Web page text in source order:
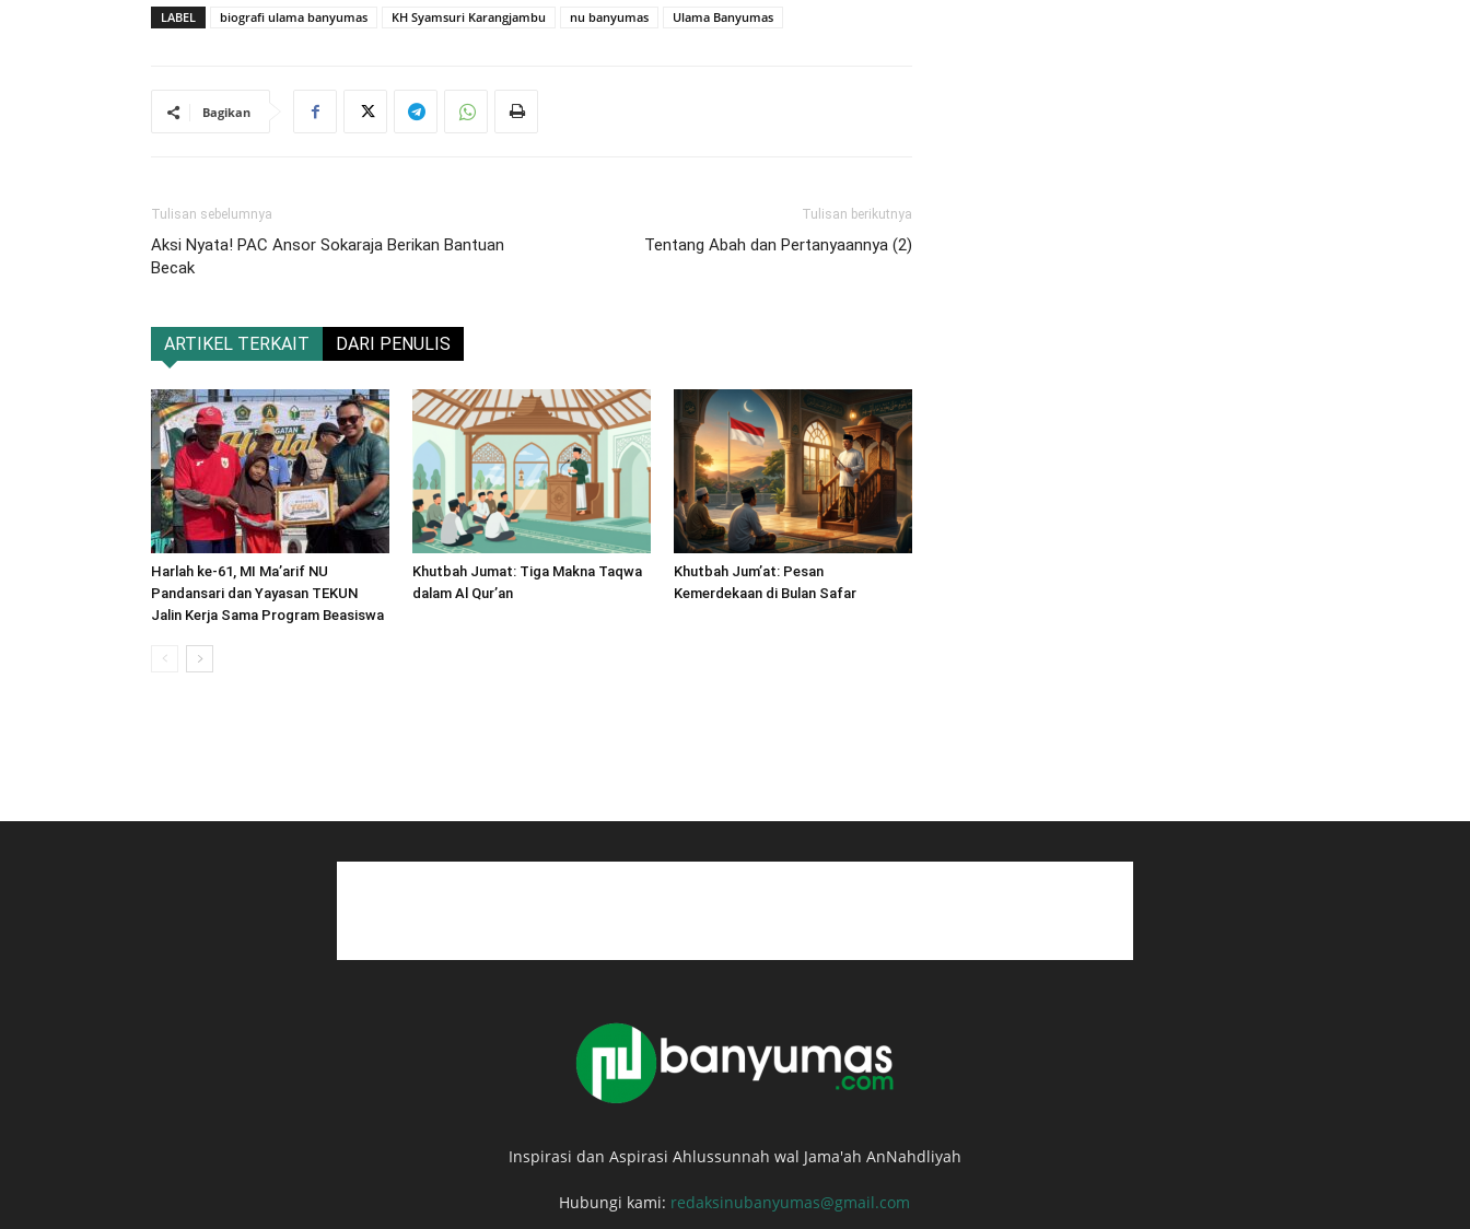
LABEL biografi ulama banyumas KH Syamsuri Karangjambu nu banyumas Ulama Banyumas
Bagikan
Tulisan sebelumnya
Aksi Nyata! PAC Ansor Sokaraja Berikan Bantuan
Becak
Tulisan berikutnya
Tentang Abah dan Pertanyaannya (2)
ARTIKEL TERKAIT DARI PENULIS
Harlah ke-61, MI Ma’arif NU
Pandansari dan Yayasan TEKUN
Jalin Kerja Sama Program Beasiswa
Khutbah Jumat: Tiga Makna Taqwa
dalam Al Qur’an
Khutbah Jum’at: Pesan
Kemerdekaan di Bulan Safar
Inspirasi dan Aspirasi Ahlussunnah wal Jama'ah AnNahdliyah
Hubungi kami: redaksinubanyumas@gmail.com